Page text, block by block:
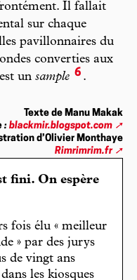
Il fallait
sur chaque
pavillonnaires du
converties aux
un sample 6 .
Texte de Manu Makak
: blackmir.blogspot.com
d’Olivier Monthaye
Rimrimrim.fr
fini. On espère
fois élu « meilleur
» par des jurys
de vingt ans
les kiosques